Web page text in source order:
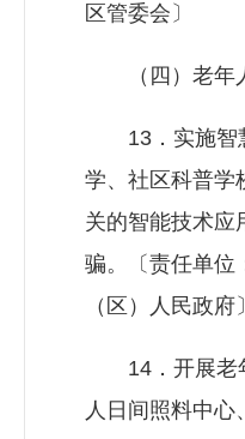
区管委会〕
（四）老年人
13．实施智慧
学、社区科普学
关的智能技术应
骗。〔责任单位
（区）人民政府〕
14．开展老年
人日间照料中